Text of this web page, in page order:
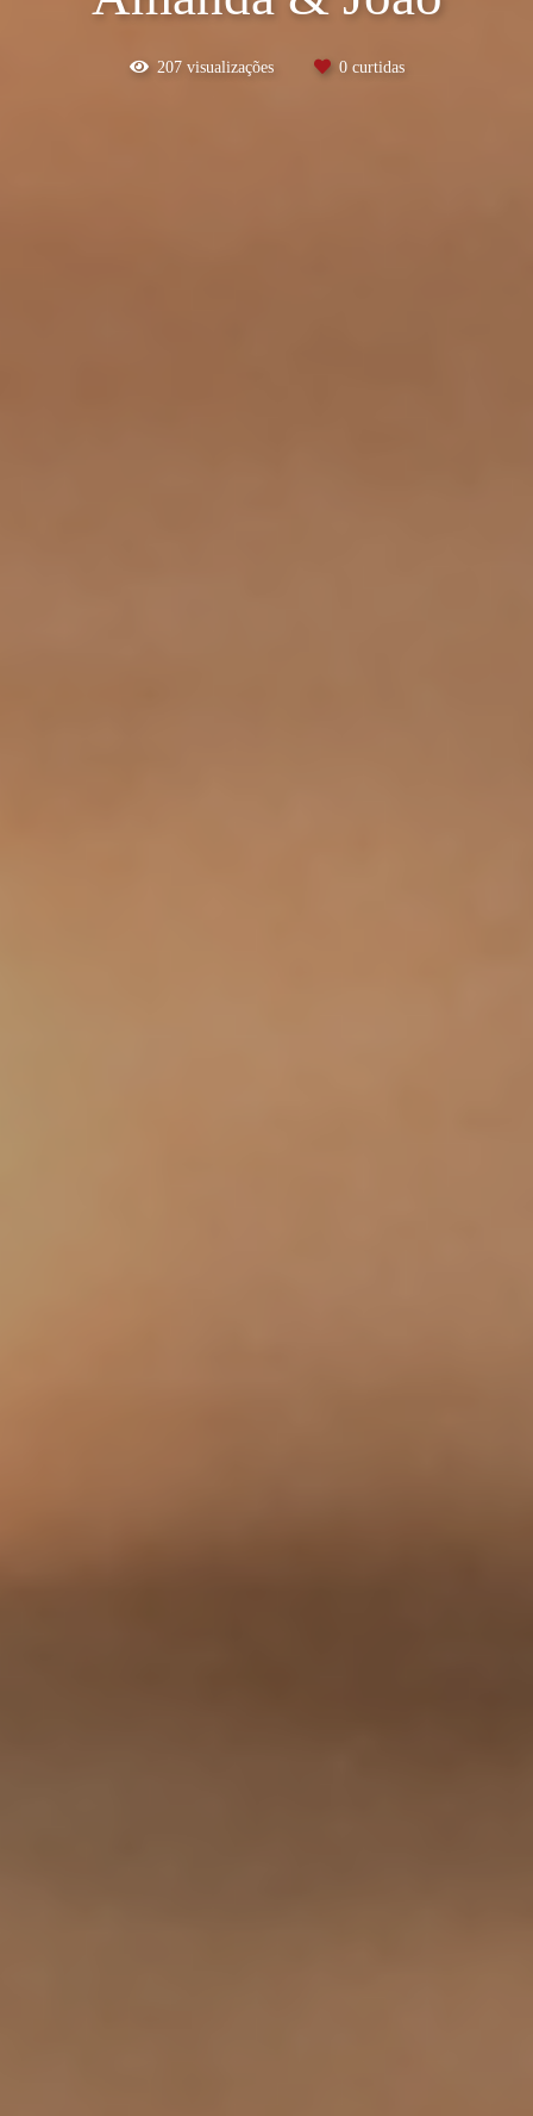
207visualizações 0curtidas